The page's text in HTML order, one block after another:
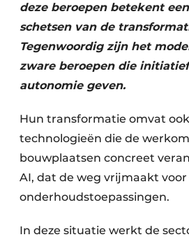
deze beroepen betekent
schetsen van de
Tegenwoordig zijn het
zware beroepen die
autonomie geven.
Hun transformatie omvat
technologieën die de
bouwplaatsen concreet
AI, dat de weg vrijmaakt
onderhoudstoepassingen.
In deze situatie werkt de